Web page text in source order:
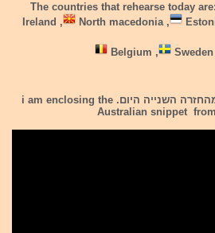
The countries that rehearse today are:
Ireland ,
North macedonia ,
Belgium ,
להלן הקדימון של אוסןטרליה מהחזרה השנייה היום. i am enclosing the
Australian snippet